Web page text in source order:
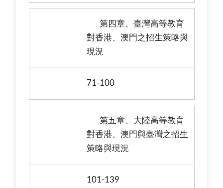
第四章、臺灣高等教育
對香港、澳門之招生策略與
現況
71-100
第五章、大陸高等教育
對香港、澳門與臺灣之招生
策略與現況
101-139